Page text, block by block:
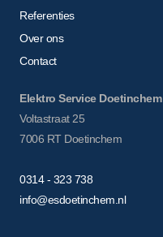
Referenties
Over ons
Contact
Elektro Service Doetinchem
Voltastraat 25
7006 RT Doetinchem
0314 - 323 738
info@esdoetinchem.nl